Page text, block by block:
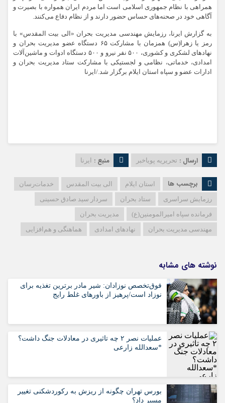
همراهی با نظام جمهوری اسلامی است اما مردم ایران همواره با بصیرت و
آگاهی خود در صحنه‌های حساس حضور دارند و از نظام دفاع می‌کنند.
به گزارش ایرنا، رزمایش مهندسی مدیریت بحران «الی بیت المقدس» با
رمز یا زهرا(س) همزمان با مشارکت ۶۵ دستگاه عضو مدیریت بحران و
نهادهای لشکری و کشوری، ۵۰۰ نفر نیرو و ۵۰۰ دستگاه ادوات و ماشین‌آلات
امدادی، خدماتی، نظامی و لجستیکی با مشارکت ستاد مدیریت بحران و
ادارات عضو و سپاه استان ایلام برگزار شد./ایرنا
ارسال : تحریریه پویاخبر منبع : ایرنا
برچسب ها استان ایلام الی بیت المقدس
خدمات‌رسان
رزمایش سراسری
ستاد بحران
سردار سید صادق حسینی
فرمانده سپاه امیرالمومنین(ع)
مدیریت بحران
مهندسی مدیریت بحران
نهادهای امدادی هماهنگی و هم‌افزایی
نوشته های مشابه
فوق‌تخصص نوزادان: شیر مادر برترین تغذیه برای
نوزاد است/پرهیز از باورهای غلط رایج
عملیات نصر ۲ چه تاثیری در معادلات جنگ داشت؟
*سعدالله زارعی
بورس تهران چگونه از ریزش به رکوردشکنی تغییر
مسیر داد؟